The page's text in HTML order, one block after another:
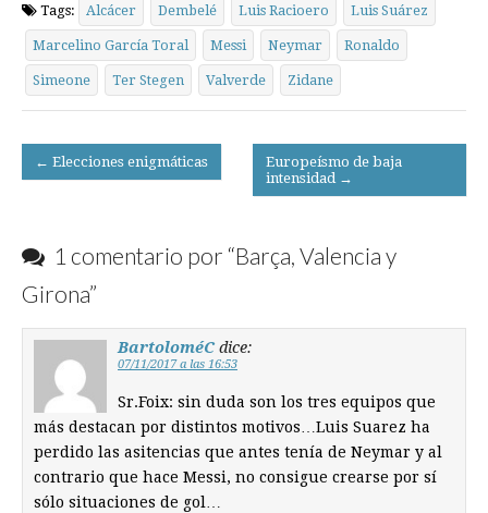
Tags: Alcácer Dembelé Luis Racioero Luis Suárez
Marcelino García Toral Messi Neymar Ronaldo
Simeone Ter Stegen Valverde Zidane
Post
navigation
← Elecciones enigmáticas
Europeísmo de baja
intensidad →
1 comentario por “Barça, Valencia y
Girona”
BartoloméC dice:
07/11/2017 a las 16:53
Sr.Foix: sin duda son los tres equipos que
más destacan por distintos motivos…Luis Suarez ha
perdido las asitencias que antes tenía de Neymar y al
contrario que hace Messi, no consigue crearse por sí
sólo situaciones de gol…